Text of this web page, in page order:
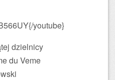
youtube}
dzielnicy
du Veme